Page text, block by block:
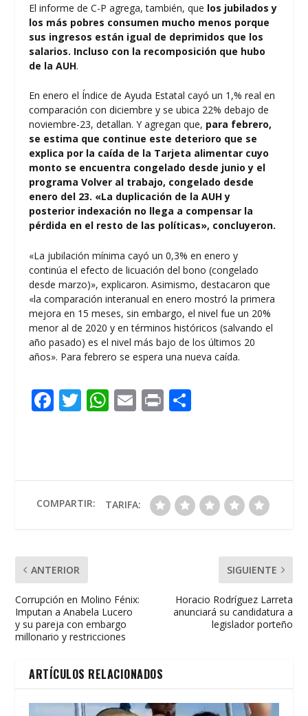
El informe de C-P agrega, también, que los jubilados y
los más pobres consumen mucho menos porque
sus ingresos están igual de deprimidos que los
salarios. Incluso con la recomposición que hubo
de la AUH.
En enero el Índice de Ayuda Estatal cayó un 1,% real en
comparación con diciembre y se ubica 22% debajo de
noviembre-23, detallan. Y agregan que, para febrero,
se estima que continue este deterioro que se
explica por la caída de la Tarjeta alimentar cuyo
monto se encuentra congelado desde junio y el
programa Volver al trabajo, congelado desde
enero del 23. «La duplicación de la AUH y
posterior indexación no llega a compensar la
pérdida en el resto de las políticas», concluyeron.
«La jubilación mínima cayó un 0,3% en enero y
continúa el efecto de licuación del bono (congelado
desde marzo)», explicaron. Asimismo, destacaron que
«la comparación interanual en enero mostró la primera
mejora en 15 meses, sin embargo, el nivel fue un 20%
menor al de 2020 y en términos históricos (salvando el
año pasado) es el nivel más bajo de los últimos 20
años». Para febrero se espera una nueva caída.
F
o
o
T W
A
p
E Pr
ar
ti
COMPARTIR: TARIFA:
ANTERIOR
Corrupción en Molino Fénix:
Imputan a Anabela Lucero
y su pareja con embargo
millonario y restricciones
SIGUIENTE
Horacio Rodríguez Larreta
anunciará su candidatura a
legislador porteño
ARTÍCULOS RELACIONADOS